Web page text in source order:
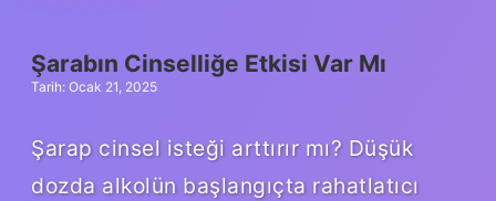
Şarabın Cinselliğe Etkisi Var Mı
Tarih: Ocak 21, 2025
Şarap cinsel isteği arttırır mı? Düşük
dozda alkolün başlangıçta rahatlatıcı